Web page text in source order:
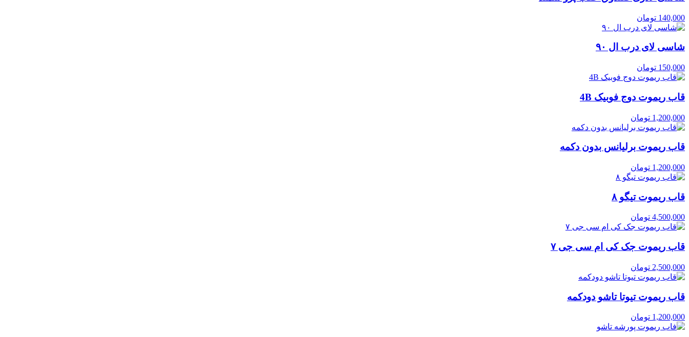
140,000 تومان
شاسی لای درب ال ۹۰
150,000 تومان
قاب ریموت دوج فوبیک 4B
1,200,000 تومان
قاب ریموت برلیانس بدون دکمه
1,200,000 تومان
قاب ریموت تیگو ۸
4,500,000 تومان
قاب ریموت جک کی ام سی جی ۷
2,500,000 تومان
قاب ریموت تیوتا تاشو دودکمه
1,200,000 تومان